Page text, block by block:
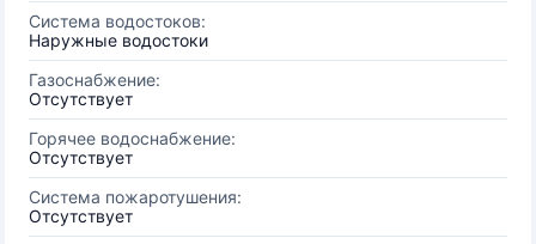
Система водостоков:
Наружные водостоки
Газоснабжение:
Отсутствует
Горячее водоснабжение:
Отсутствует
Система пожаротушения:
Отсутствует